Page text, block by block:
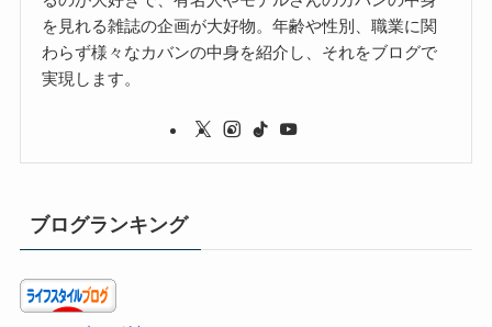
を見れる雑誌の企画が大好物。年齢や性別、職業に関
わらず様々なカバンの中身を紹介し、それをブログで
実現します。
ブログランキング